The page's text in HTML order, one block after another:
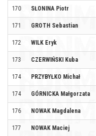
170 SŁONINA Piotr
171 GROTH Sebastian
172 WILK Eryk
173 CZERWIŃSKI Kuba
174 PRZYBYŁKO Michał
174 GÓRNICKA Małgorzata
176 NOWAK Magdalena
177 NOWAK Maciej